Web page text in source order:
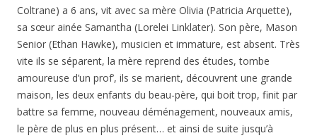
Coltrane) a 6 ans, vit avec sa mère Olivia (Patricia Arquette),
sa sœur ainée Samantha (Lorelei Linklater). Son père, Mason
Senior (Ethan Hawke), musicien et immature, est absent. Très
vite ils se séparent, la mère reprend des études, tombe
amoureuse d’un prof’, ils se marient, découvrent une grande
maison, les deux enfants du beau-père, qui boit trop, finit par
battre sa femme, nouveau déménagement, nouveaux amis,
le père de plus en plus présent… et ainsi de suite jusqu’à